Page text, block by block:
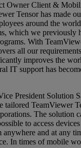
Owner Client &
Tensor has made
around the
which we previously
With
all our
improves the
IT support has
President Solution
tailored TeamViewer
The solution
to access
and at any
In times of mobile